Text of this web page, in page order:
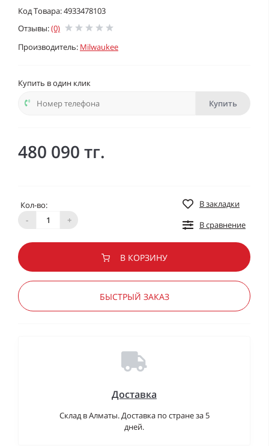
Код Товара: 4933478103
Отзывы:(0)
Производитель: Milwaukee
Купить в один клик
Купить
480 090 тг.
Кол-во:
-
+
В закладки
В сравнение
В КОРЗИНУ
БЫСТРЫЙ ЗАКАЗ
Доставка
Склад в Алматы. Доставка по стране за 5
дней.